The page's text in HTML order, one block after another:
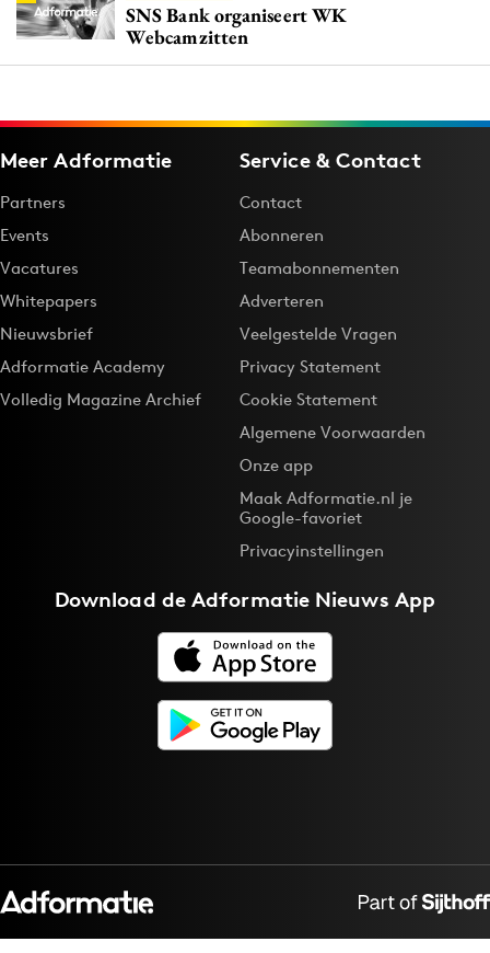
SNS Bank organiseert WK
Webcamzitten
Meer Adformatie
Partners
Events
Vacatures
Whitepapers
Nieuwsbrief
Adformatie Academy
Volledig Magazine Archief
Service & Contact
Contact
Abonneren
Teamabonnementen
Adverteren
Veelgestelde Vragen
Privacy Statement
Cookie Statement
Algemene Voorwaarden
Onze app
Maak Adformatie.nl je
Google-favoriet
Privacyinstellingen
Download deAdformatie Nieuws App